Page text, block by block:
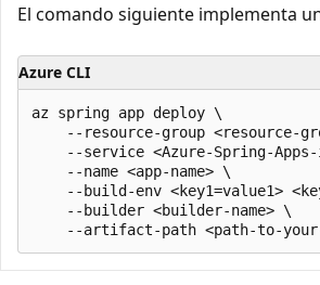
El comando siguiente implementa
Azure CLI
az spring app deploy \
--resource-group <resource-
--service <Azure-Spring-
    --name <app-name> \
--build-env <key1=value1>
    --builder <builder-name> \